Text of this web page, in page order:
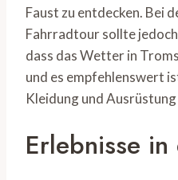
Faust zu entdecken. Bei
Fahrradtour sollte
dass das Wetter in
und es empfehlenswert
Kleidung und Ausrüstung
Erlebnisse